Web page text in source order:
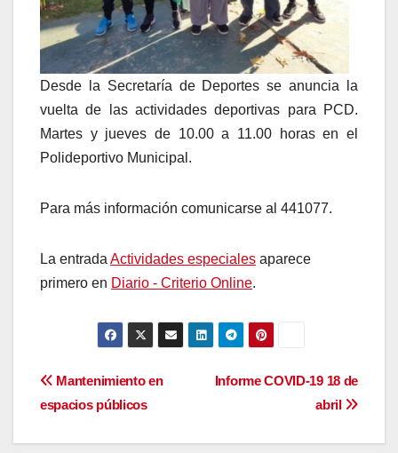
Desde la Secretaría de Deportes se anuncia la
vuelta de las actividades deportivas para PCD.
Martes y jueves de 10.00 a 11.00 horas en el
Polideportivo Municipal.
Para más información comunicarse al 441077.
La entrada Actividades especiales aparece
primero en Diario - Criterio Online.
Navegación
de
Informe COVID-19 18 de
abril
Mantenimiento en
espacios públicos